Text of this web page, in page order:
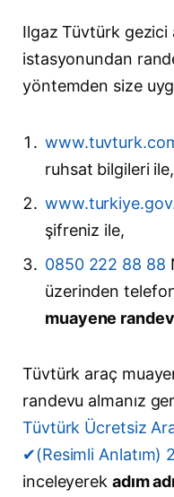
Ilgaz Tüvtürk gezici
istasyonundan
yöntemden size
ruhsat bilgileri ile,
şifreniz ile,
0850 222 88 88
üzerinden
muayene
Tüvtürk araç
randevu almanız
Tüvtürk Ücretsiz
✔(Resimli Anlatım)
inceleyerek adım